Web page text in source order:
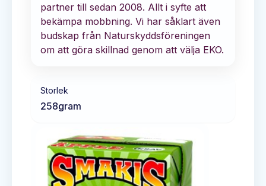
partner till sedan 2008. Allt i syfte att
bekämpa mobbning. Vi har såklart även
budskap från Naturskyddsföreningen
om att göra skillnad genom att välja EKO.
Storlek
258gram